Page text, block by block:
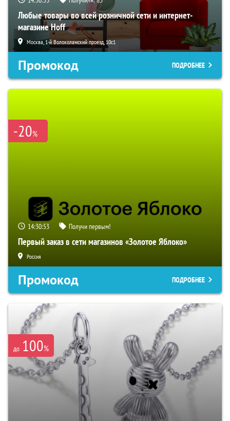
Любые товары во всей розничной сети и интернет-
магазине Hoff
Москва, 1-й Волоколамский проезд, 10с1
Промокод ПОДРОБНЕЕ
-20%
14:30:52 Получи первым!
Первый заказ в сети магазинов «Золотое Яблоко»
Россия
Промокод ПОДРОБНЕЕ
до 100%